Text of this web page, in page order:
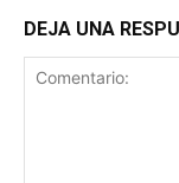
DEJA UNA